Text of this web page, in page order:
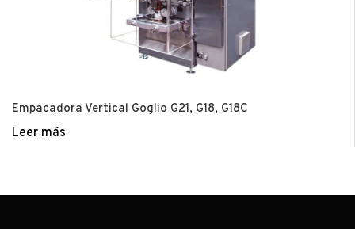
Empacadora Vertical Goglio G21, G18, G18C
Leer más